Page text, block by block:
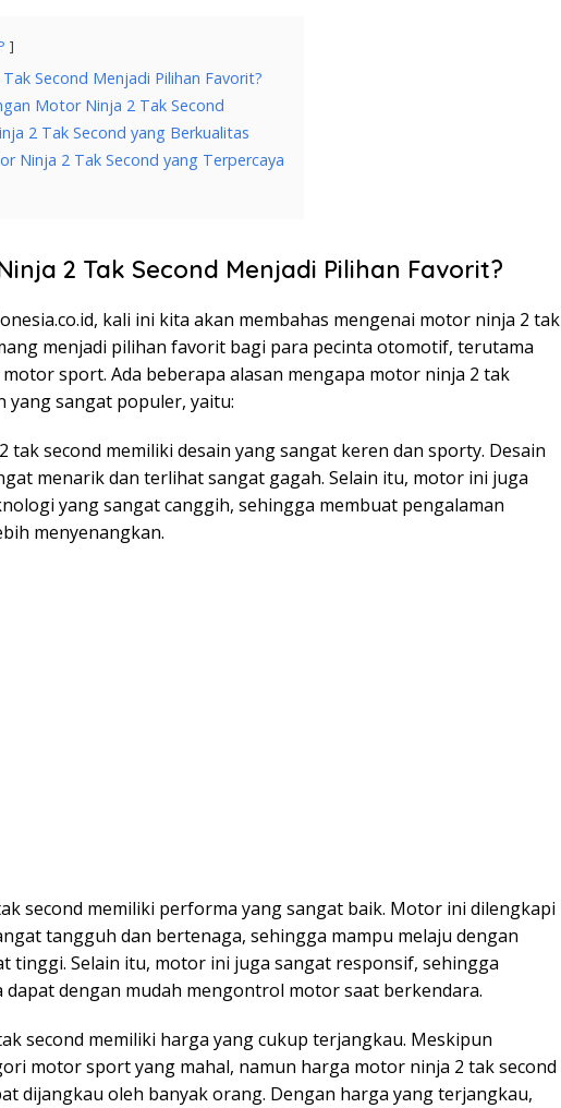
Second Menjadi Pilihan Favorit?
Motor Ninja 2 Tak Second
2 Tak Second yang Berkualitas
Ninja 2 Tak Second yang Terpercaya
2 Tak Second Menjadi Pilihan Favorit?
kali ini kita akan membahas mengenai motor ninja 2 tak
menjadi pilihan favorit bagi para pecinta otomotif, terutama
sport. Ada beberapa alasan mengapa motor ninja 2 tak
yang sangat populer, yaitu:
tak second memiliki desain yang sangat keren dan sporty. Desain
menarik dan terlihat sangat gagah. Selain itu, motor ini juga
yang sangat canggih, sehingga membuat pengalaman
menyenangkan.
second memiliki performa yang sangat baik. Motor ini dilengkapi
tangguh dan bertenaga, sehingga mampu melaju dengan
tinggi. Selain itu, motor ini juga sangat responsif, sehingga
dapat dengan mudah mengontrol motor saat berkendara.
second memiliki harga yang cukup terjangkau. Meskipun
motor sport yang mahal, namun harga motor ninja 2 tak second
dijangkau oleh banyak orang. Dengan harga yang terjangkau,